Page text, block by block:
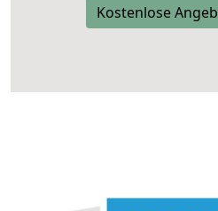
Kostenlose